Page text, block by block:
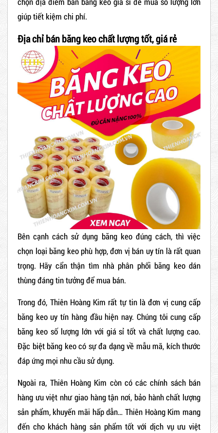
giúp tiết kiệm chi phí.
Địa chỉ bán băng keo chất lượng tốt, giá rẻ
Bên cạnh cách sử dụng băng keo đúng cách, thì việc
chọn loại băng keo phù hợp, đơn vị bán uy tín là rất quan
trọng. Hãy cẩn thận tìm nhà phân phối băng keo dán
thùng đáng tin tưởng để mua bán.
Trong đó, Thiên Hoàng Kim rất tự tin là đơn vị cung cấp
băng keo uy tín hàng đầu hiện nay. Chúng tôi cung cấp
băng keo số lượng lớn với giá sỉ tốt và chất lượng cao.
Đặc biệt băng keo có sự đa dạng về mẫu mã, kích thước
đáp ứng mọi nhu cầu sử dụng.
Ngoài ra, Thiên Hoàng Kim còn có các chính sách bán
hàng ưu việt như giao hàng tận nơi, bảo hành chất lượng
sản phẩm, khuyến mãi hấp dẫn… Thiên Hoàng Kim mang
đến cho khách hàng sản phẩm tốt với dịch vụ ưu việt